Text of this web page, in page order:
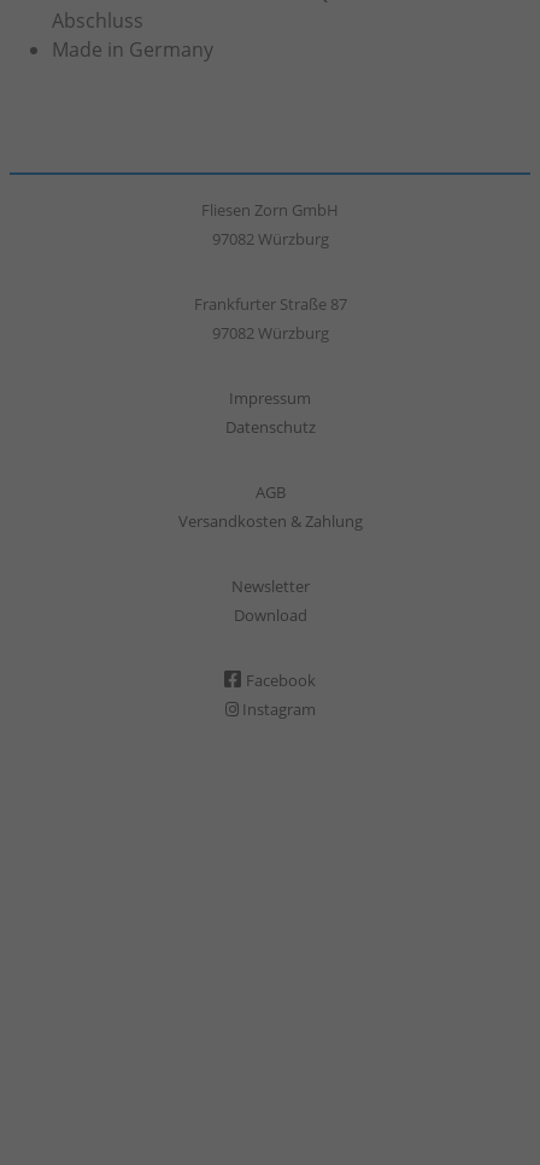
Abschluss
Made in Germany
Fliesen Zorn GmbH
97082 Würzburg
Frankfurter Straße 87
97082 Würzburg
Impressum
Datenschutz
AGB
Versandkosten & Zahlung
Newsletter
Download
Facebook
Instagram